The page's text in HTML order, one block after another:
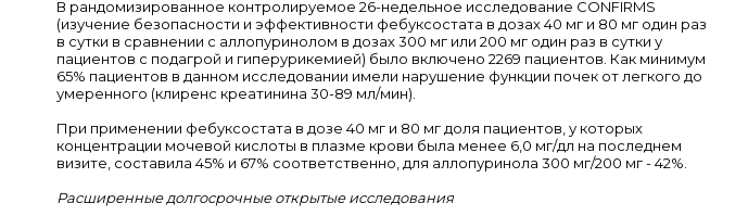
В рандомизированное контролируемое 26-недельное исследование CONFIRMS
(изучение безопасности и эффективности фебуксостата в дозах 40 мг и 80 мг один раз
в сутки в сравнении с аллопуринолом в дозах 300 мг или 200 мг один раз в сутки у
пациентов с подагрой и гиперурикемией) было включено 2269 пациентов. Как минимум
65% пациентов в данном исследовании имели нарушение функции почек от легкого до
умеренного (клиренс креатинина 30-89 мл/мин).
При применении фебуксостата в дозе 40 мг и 80 мг доля пациентов, у которых
концентрации мочевой кислоты в плазме крови была менее 6,0 мг/дл на последнем
визите, составила 45% и 67% соответственно, для аллопуринола 300 мг/200 мг - 42%.
Расширенные долгосрочные открытые исследования